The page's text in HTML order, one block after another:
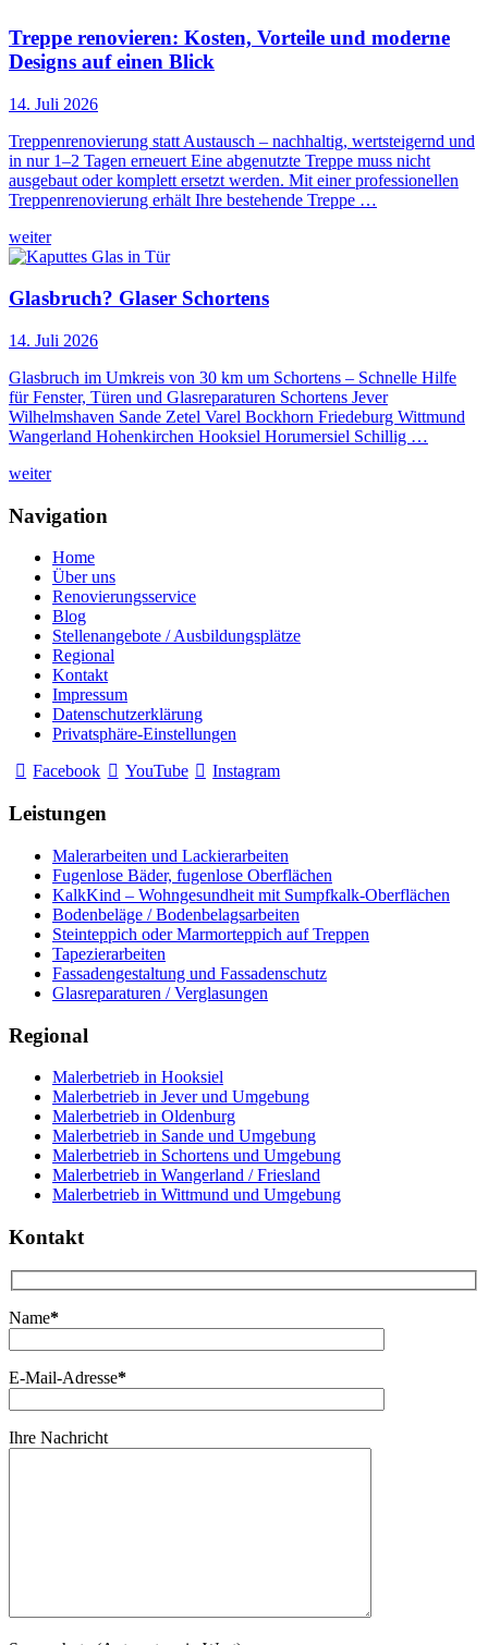
Treppe renovieren: Kosten, Vorteile und moderne
Designs auf einen Blick
14. Juli 2026
Treppenrenovierung statt Austausch – nachhaltig, wertsteigernd und
in nur 1–2 Tagen erneuert Eine abgenutzte Treppe muss nicht
ausgebaut oder komplett ersetzt werden. Mit einer professionellen
Treppenrenovierung erhält Ihre bestehende Treppe …
weiter
Glasbruch? Glaser Schortens
14. Juli 2026
Glasbruch im Umkreis von 30 km um Schortens – Schnelle Hilfe
für Fenster, Türen und Glasreparaturen Schortens Jever
Wilhelmshaven Sande Zetel Varel Bockhorn Friedeburg Wittmund
Wangerland Hohenkirchen Hooksiel Horumersiel Schillig …
weiter
Navigation
Home
Über uns
Renovierungsservice
Blog
Stellenangebote / Ausbildungsplätze
Regional
Kontakt
Impressum
Datenschutzerklärung
Privatsphäre-Einstellungen
Facebook
YouTube Instagram
Leistungen
Malerarbeiten und Lackierarbeiten
Fugenlose Bäder, fugenlose Oberflächen
KalkKind – Wohngesundheit mit Sumpfkalk-Oberflächen
Bodenbeläge / Bodenbelagsarbeiten
Steinteppich oder Marmorteppich auf Treppen
Tapezierarbeiten
Fassadengestaltung und Fassadenschutz
Glasreparaturen / Verglasungen
Regional
Malerbetrieb in Hooksiel
Malerbetrieb in Jever und Umgebung
Malerbetrieb in Oldenburg
Malerbetrieb in Sande und Umgebung
Malerbetrieb in Schortens und Umgebung
Malerbetrieb in Wangerland / Friesland
Malerbetrieb in Wittmund und Umgebung
Kontakt
Name*
E-Mail-Adresse*
Ihre Nachricht